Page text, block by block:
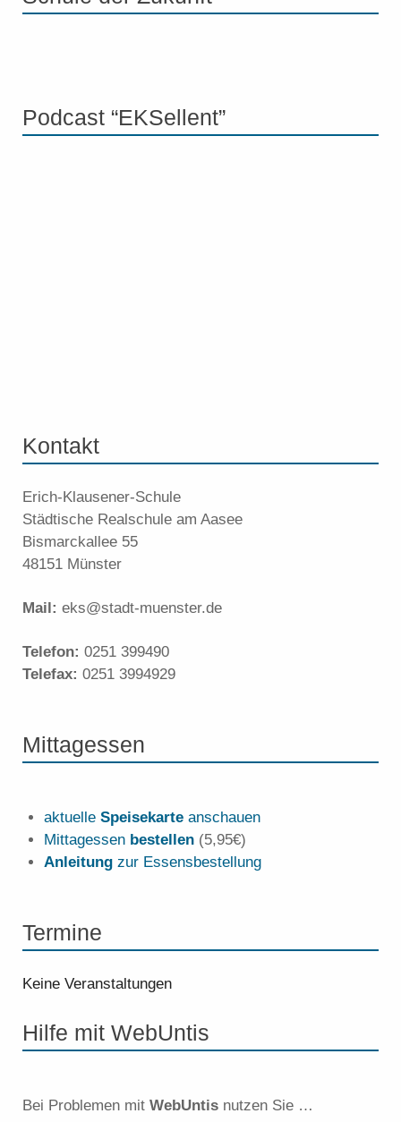
Podcast “EKSellent”
Kontakt
Erich-Klausener-Schule
Städtische Realschule am Aasee
Bismarckallee 55
48151 Münster
Mail: eks@stadt-muenster.de
Telefon: 0251 399490
Telefax: 0251 3994929
Mittagessen
aktuelle Speisekarte anschauen
Mittagessen bestellen (5,95€)
Anleitung zur Essensbestellung
Termine
Keine Veranstaltungen
Hilfe mit WebUntis
Bei Problemen mit WebUntis nutzen Sie …